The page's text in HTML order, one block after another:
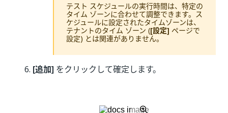
テスト スケジュールの実行時間は、特定の
タイム ゾーンに合わせて調整できます。ス
ケジュールに設定されたタイムゾーンは、
テナントのタイム ゾーン ([設定] ページで
設定) とは関連がありません。
[追加] をクリックして確定します。